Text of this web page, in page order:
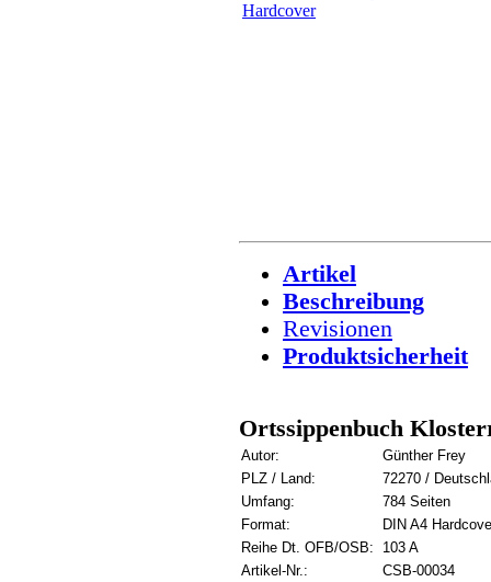
Artikel
Beschreibung
Revisionen
Produktsicherheit
Ortssippenbuch
Autor:
Günther Frey
PLZ / Land:
72270 /
Umfang:
784 Seiten
Format:
DIN A4
Reihe Dt. OFB/OSB:
103 A
Artikel-Nr.:
CSB-00034